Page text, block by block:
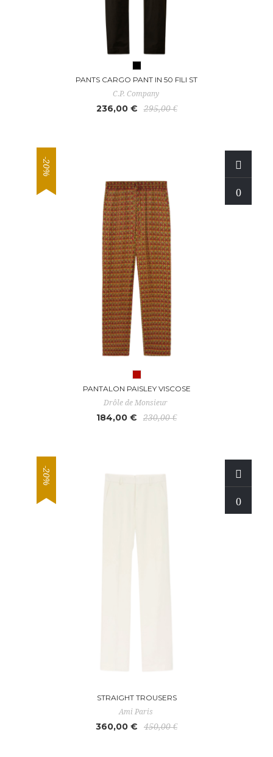
PANTS CARGO PANT IN 50 FILI ST
C.P. Company
236,00 € 295,00 €
-20%
PANTALON PAISLEY VISCOSE
Drôle de Monsieur
184,00 € 230,00 €
-20%
STRAIGHT TROUSERS
Ami Paris
360,00 € 450,00 €